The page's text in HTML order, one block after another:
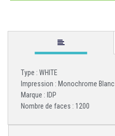
Type : WHITE
Impression : Monochrome Blanc
Marque : IDP
Nombre de faces : 1200